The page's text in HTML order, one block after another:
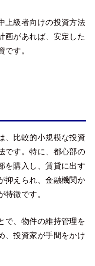
上級者向けの投資方法
画があれば、安定した
す。
、比較的小規模な投資
です。特に、都心部の
を購入し、賃貸に出す
抑えられ、金融機関か
特徴です。
で、物件の維持管理を
、投資家が手間をかけ